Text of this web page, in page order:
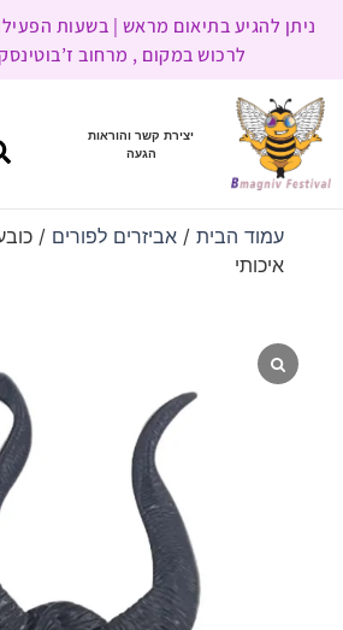
לרכוש במקום , מרחוב ז’בוטינסקי 93, רמת
יצירת קשר והוראות
הגעה
עמוד הבית/ אביזרים לפורים /
איכותי